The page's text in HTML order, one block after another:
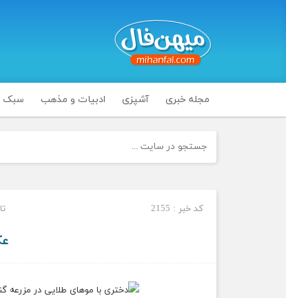
مجله خبری آشپزی ادبیات و مذهب سبک
کد خبر : 2155